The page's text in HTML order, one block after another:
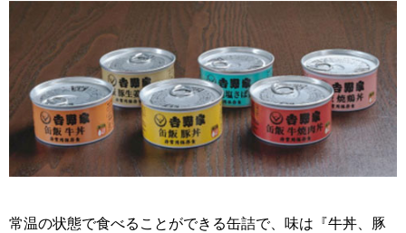
常温の状態で食べることができる缶詰で、味は『牛丼、豚